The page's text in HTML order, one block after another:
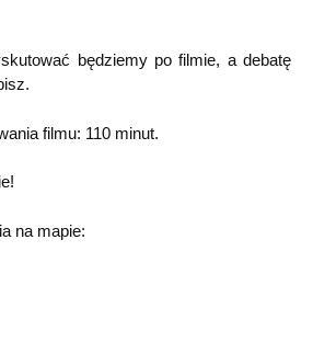
będziemy po filmie, a debatę
filmu: 110 minut.
na mapie: